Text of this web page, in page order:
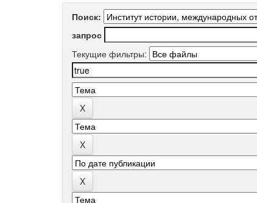
Поиск:
запрос
Текущие фильтры: